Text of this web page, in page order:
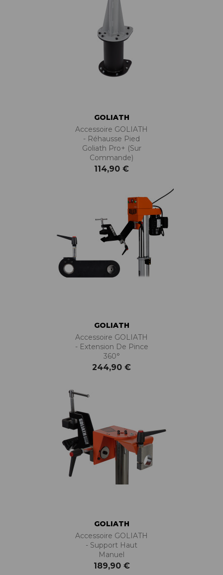
GOLIATH
Accessoire GOLIATH
- Réhausse Pied
Goliath Pro+ (sur
Commande)
114,90 €
GOLIATH
Accessoire GOLIATH
- Extension De Pince
360°
244,90 €
GOLIATH
Accessoire GOLIATH
- Support Haut
Manuel
189,90 €